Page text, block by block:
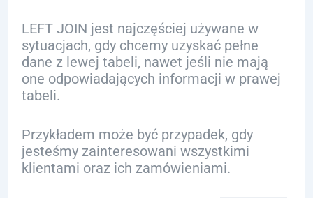
LEFT JOIN jest najczęściej używane w
sytuacjach, gdy chcemy uzyskać pełne
dane z lewej tabeli, nawet jeśli nie mają
one odpowiadających informacji w prawej
tabeli.
Przykładem może być przypadek, gdy
jesteśmy zainteresowani wszystkimi
klientami oraz ich zamówieniami.